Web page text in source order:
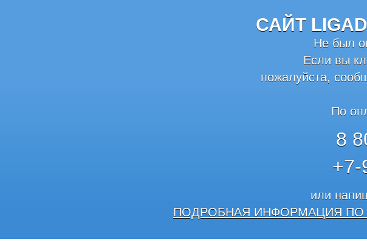
САЙТ
Не был
Если вы
пожалуйста,
По
8
+7-
или
ПОДРОБНАЯ ИНФОРМАЦИЯ ПО